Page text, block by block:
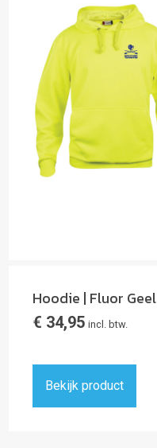
Hoodie | Fluor Geel
€ 34,95 incl. btw.
Bekijk product